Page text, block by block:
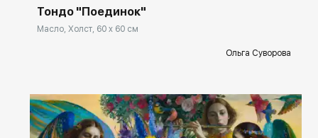
Тондо "Поединок"
Масло, Холст, 60 x 60 см
Ольга Суворова